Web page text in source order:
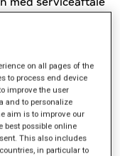
45.950 kg
on all pages of the
to process end device
improve the user
and to personalize
aim is to improve our
best possible online
This also includes
in particular to